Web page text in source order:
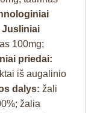
Jusliniai
100mg;
priedai:
iš augalinio
dalys: žali
žalia